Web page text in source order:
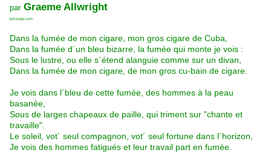
par Graeme Allwright
lyricscopy.com
Dans la fumée de mon cigare, mon gros cigare de Cuba,
Dans la fumée d´un bleu bizarre, la fumée qui monte je vois :
Sous le lustre, ou elle s´étend alanguie comme sur un divan,
Dans la fumée de mon cigare, de mon gros cu-bain de cigare.
Je vois dans l´bleu de cette fumée, des hommes à la peau
basanée,
Sous de larges chapeaux de paille, qui triment sur "chante et
travaille".
Le soleil, vot´ seul compagnon, vot´ seul fortune dans l´horizon,
Je vois des hommes fatigués et leur travail part en fumée.